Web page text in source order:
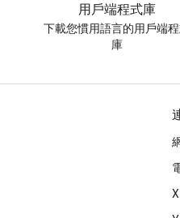
用戶端程式庫
下載您慣用語言的用戶端
庫